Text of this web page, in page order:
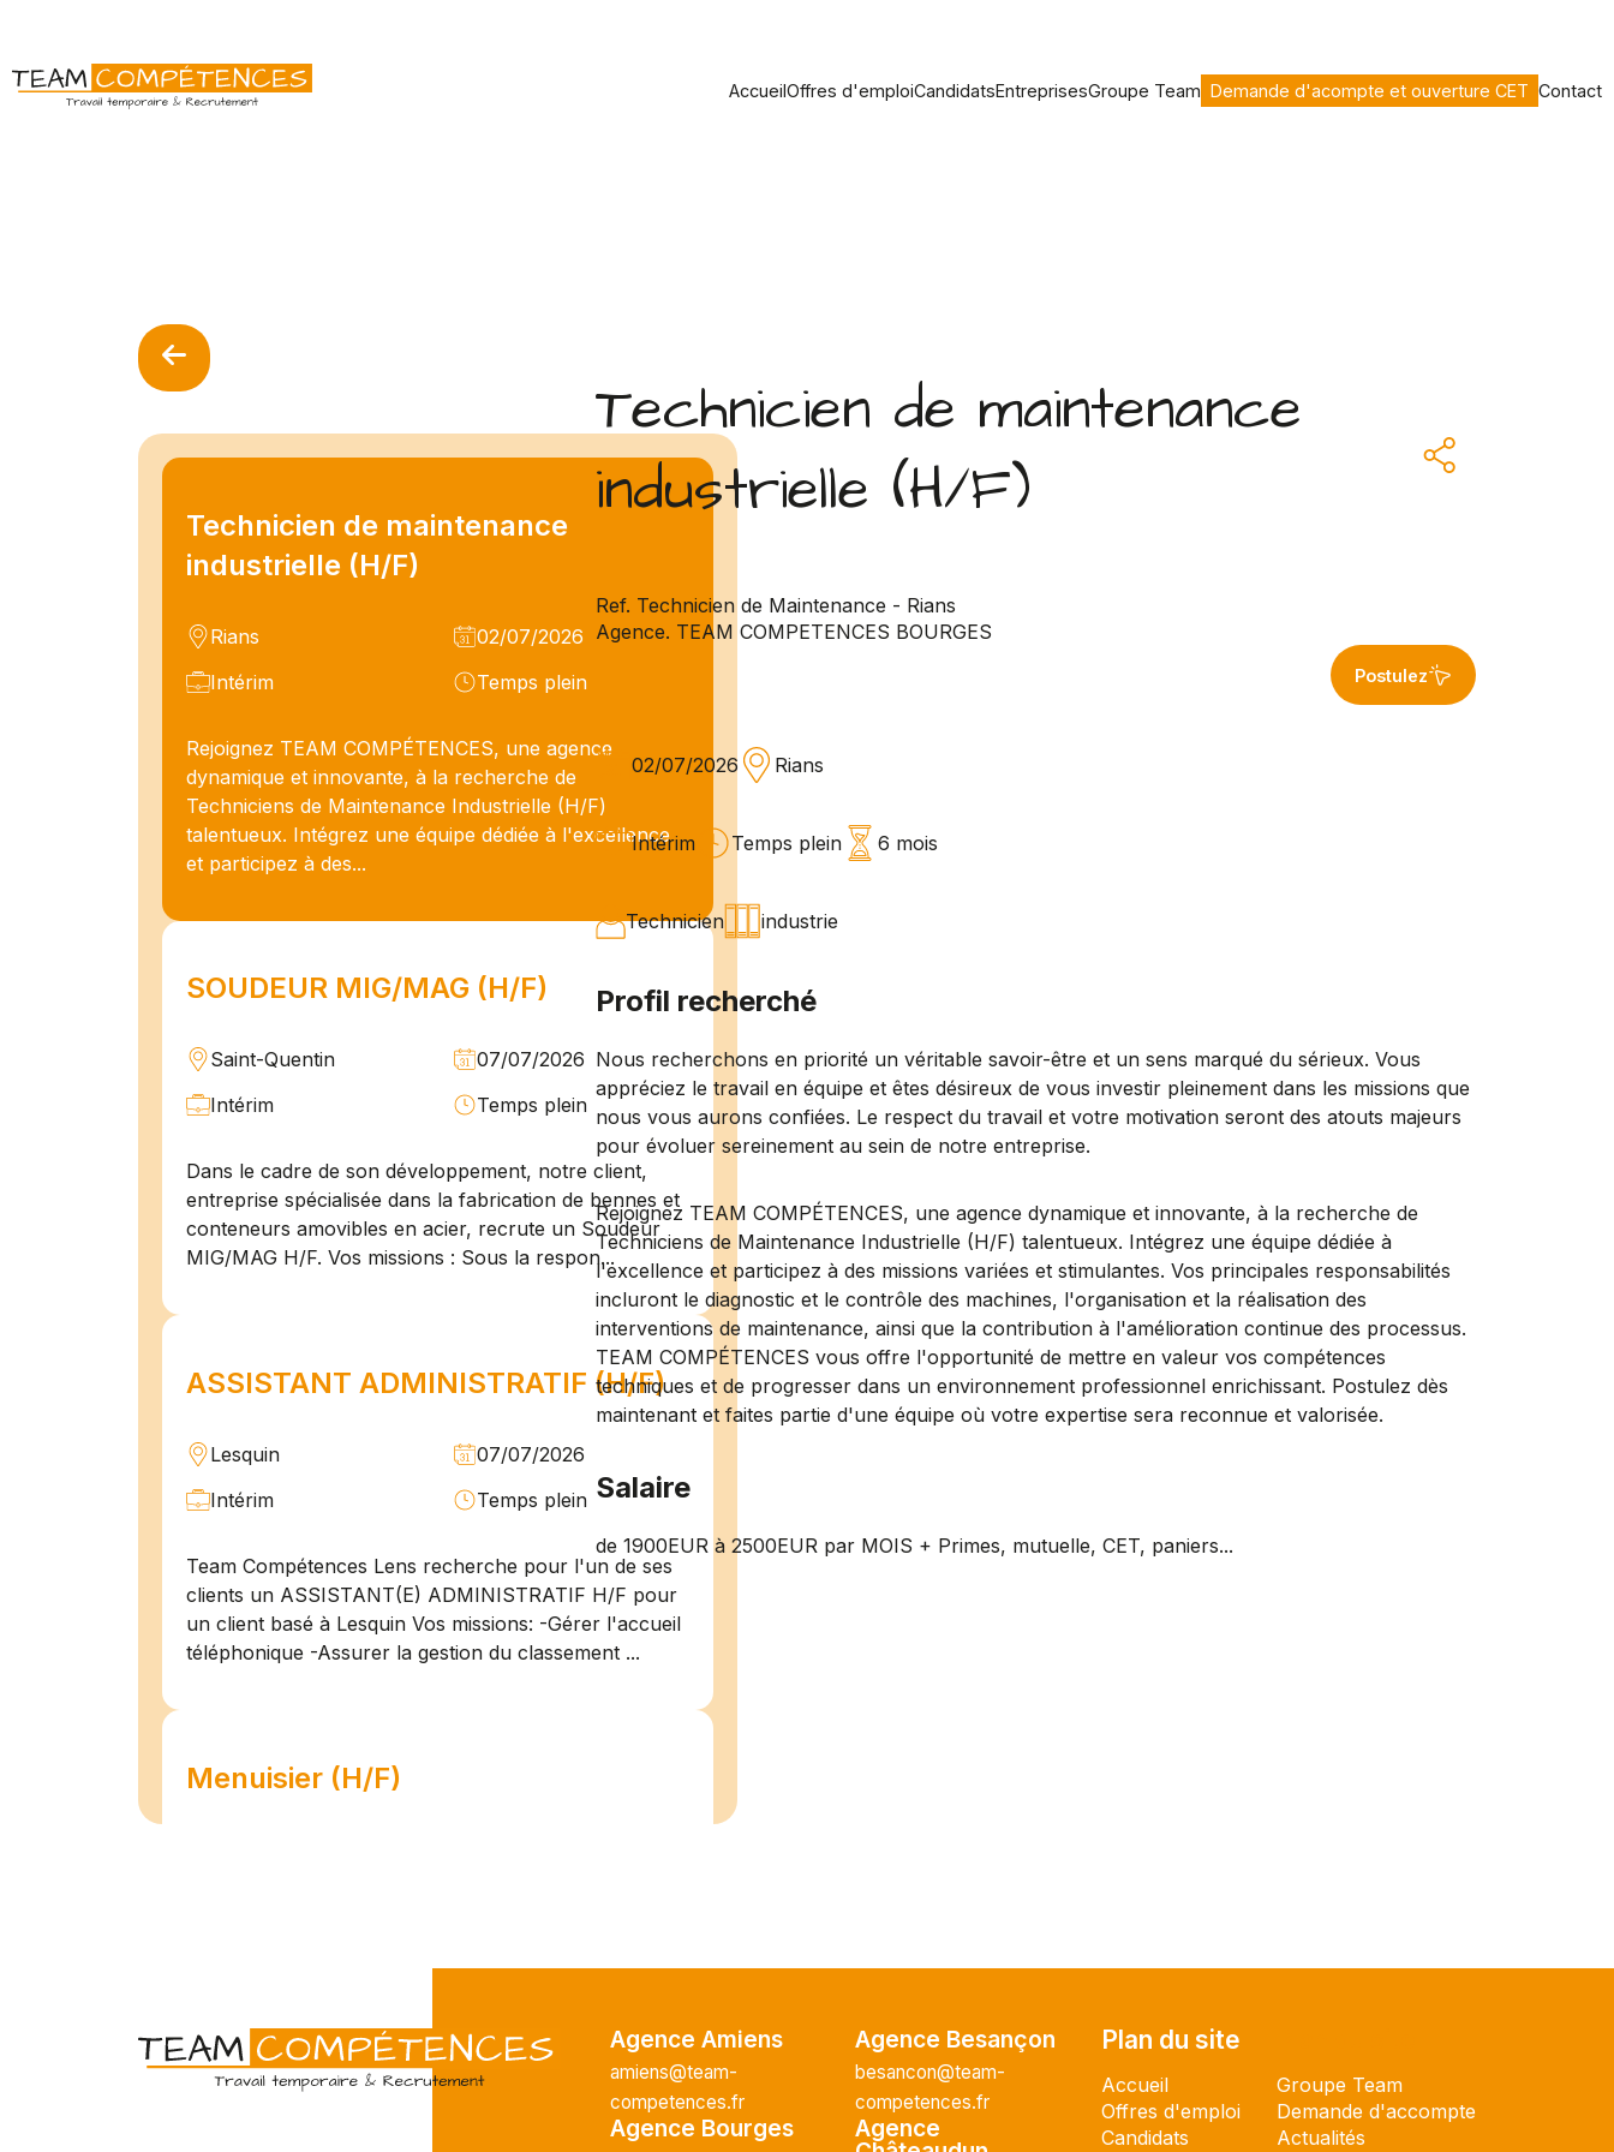
AccueilOffres d'emploiCandidatsEntreprisesGroupe Team Demande d'acompte et ouverture CET Contact
Technicien de maintenance
industrielle (H/F)
Rians
02/07/2026
Intérim
Temps plein
Rejoignez TEAM COMPÉTENCES, une agence
dynamique et innovante, à la recherche de
Techniciens de Maintenance Industrielle (H/F)
talentueux. Intégrez une équipe dédiée à l'excellence
et participez à des...
SOUDEUR MIG/MAG (H/F)
Saint-Quentin
07/07/2026
Intérim
Temps plein
Dans le cadre de son développement, notre client,
entreprise spécialisée dans la fabrication de bennes et
conteneurs amovibles en acier, recrute un Soudeur
MIG/MAG H/F. Vos missions : Sous la respon...
ASSISTANT ADMINISTRATIF (H/F)
Lesquin
07/07/2026
Intérim
Temps plein
Team Compétences Lens recherche pour l'un de ses
clients un ASSISTANT(E) ADMINISTRATIF H/F pour
un client basé à Lesquin Vos missions: -Gérer l'accueil
téléphonique -Assurer la gestion du classement ...
Menuisier (H/F)
une équipe déjà en place dans une structure majeur...
Technicien de maintenance
industrielle (H/F)
Ref. Technicien de Maintenance - Rians
Agence. TEAM COMPETENCES BOURGES
Postulez
02/07/2026 Rians
Intérim Temps plein 6 mois
Technicien industrie
Profil recherché
Nous recherchons en priorité un véritable savoir-être et un sens marqué du sérieux. Vous
appréciez le travail en équipe et êtes désireux de vous investir pleinement dans les missions que
nous vous aurons confiées. Le respect du travail et votre motivation seront des atouts majeurs
pour évoluer sereinement au sein de notre entreprise.
Rejoignez TEAM COMPÉTENCES, une agence dynamique et innovante, à la recherche de
Techniciens de Maintenance Industrielle (H/F) talentueux. Intégrez une équipe dédiée à
l'excellence et participez à des missions variées et stimulantes. Vos principales responsabilités
incluront le diagnostic et le contrôle des machines, l'organisation et la réalisation des
interventions de maintenance, ainsi que la contribution à l'amélioration continue des processus.
TEAM COMPÉTENCES vous offre l'opportunité de mettre en valeur vos compétences
techniques et de progresser dans un environnement professionnel enrichissant. Postulez dès
maintenant et faites partie d'une équipe où votre expertise sera reconnue et valorisée.
Salaire
de 1900EUR à 2500EUR par MOIS + Primes, mutuelle, CET, paniers...
Agence Amiens
amiens@team-
competences.fr
Agence Bourges
Agence Besançon
besancon@team-
competences.fr
Agence
Plan du site
Accueil
Offres d'emploi
Candidats
Groupe Team
Demande d'accompte
Actualités